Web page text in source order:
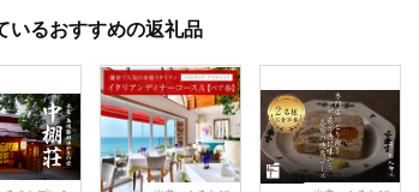
いるおすすめの返礼品